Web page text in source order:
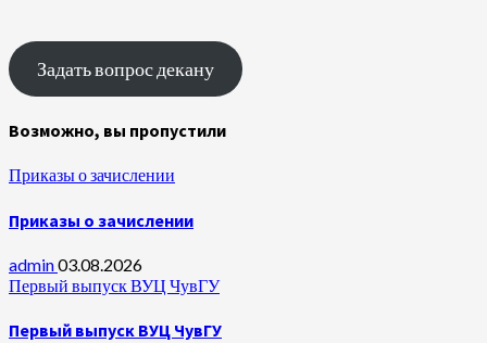
Задать вопрос декану
Возможно, вы пропустили
Приказы о зачислении
Приказы о зачислении
admin03.08.2026
Первый выпуск ВУЦ ЧувГУ
Первый выпуск ВУЦ ЧувГУ